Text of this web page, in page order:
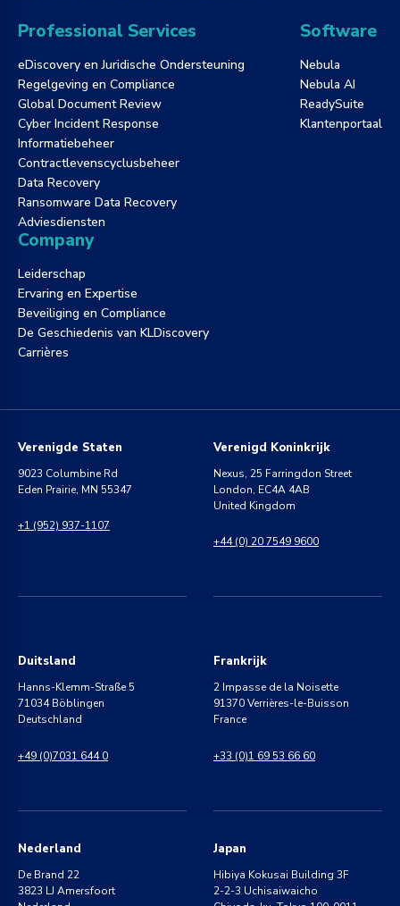
Professional Services
eDiscovery en Juridische Ondersteuning
Regelgeving en Compliance
Global Document Review
Cyber Incident Response
Informatiebeheer
Contractlevenscyclusbeheer
Data Recovery
Ransomware Data Recovery
Adviesdiensten
Software
Nebula
Nebula AI
ReadySuite
Klantenportaal
Company
Leiderschap
Ervaring en Expertise
Beveiliging en Compliance
De Geschiedenis van KLDiscovery
Carrières
Verenigde Staten
9023 Columbine Rd
Eden Prairie, MN 55347
+1 (952) 937-1107
Verenigd Koninkrijk
Nexus, 25 Farringdon Street
London, EC4A 4AB
United Kingdom
+44 (0) 20 7549 9600
Duitsland
Hanns-Klemm-Straße 5
71034 Böblingen
Deutschland
+49 (0)7031 644 0
Frankrijk
2 Impasse de la Noisette
91370 Verrières-le-Buisson
France
+33 (0)1 69 53 66 60
Nederland
De Brand 22
3823 LJ Amersfoort
Japan
Hibiya Kokusai Building 3F
2-2-3 Uchisaiwaicho